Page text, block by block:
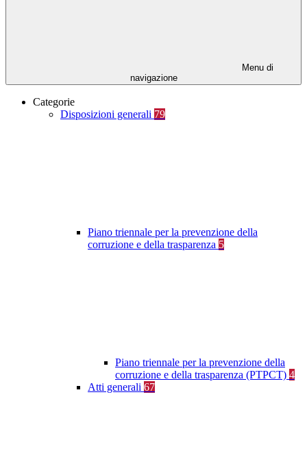
Menu di
navigazione
Categorie
Disposizioni generali 79
Piano triennale per la prevenzione della
corruzione e della trasparenza 5
Piano triennale per la prevenzione della
corruzione e della trasparenza (PTPCT) 4
Atti generali 67